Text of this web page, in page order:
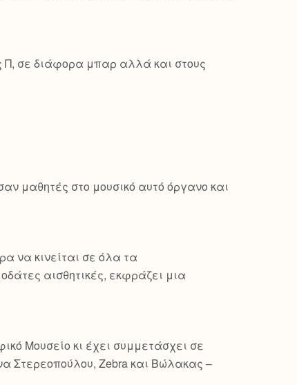
Π, σε διάφορα μπαρ αλλά και στους
μαθητές στο μουσικό αυτό όργανο και
να κινείται σε όλα τα
αισθητικές, εκφράζει μια
Μουσείο κι έχει συμμετάσχει σε
Στερεοπούλου, Zebra και Βώλακας –